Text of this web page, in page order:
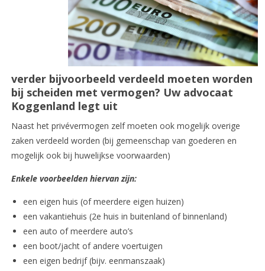
verder bijvoorbeeld verdeeld moeten worden
bij scheiden met vermogen? Uw advocaat
Koggenland legt uit
Naast het privévermogen zelf moeten ook mogelijk overige
zaken verdeeld worden (bij gemeenschap van goederen en
mogelijk ook bij huwelijkse voorwaarden)
Enkele voorbeelden hiervan zijn:
een eigen huis (of meerdere eigen huizen)
een vakantiehuis (2e huis in buitenland of binnenland)
een auto of meerdere auto’s
een boot/jacht of andere voertuigen
een eigen bedrijf (bijv. eenmanszaak)